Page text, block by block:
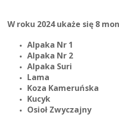
W roku 2024 ukaże się 8
Alpaka Nr 1
Alpaka Nr 2
Alpaka Suri
Lama
Koza Kameruńska
Kucyk
Osioł Zwyczajny